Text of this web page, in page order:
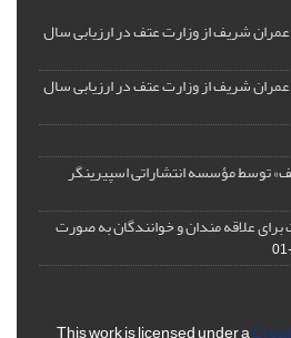
شریف از وزارت عتف در ارزیابی سال
شریف از وزارت عتف در ارزیابی سال
توسط مؤسسه انتشاراتی اسپیرینگر
علاقه مندان و خوانندگان به صورت